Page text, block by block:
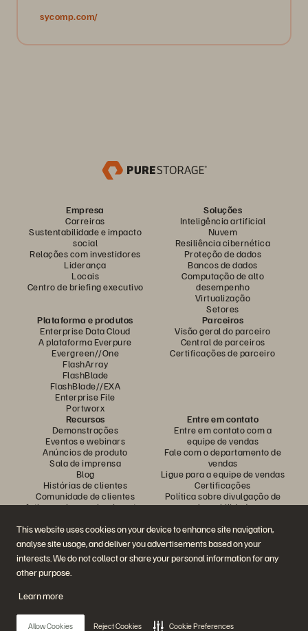
This website uses cookies on your device to enhance site navigation,
analyse site usage, and deliver you advertisements based on your
interests. We do not collect or share your personal information for any
other purpose.
Learn more
Allow Cookies Reject Cookies Cookie Preferences
sycomp.com/
Empresa
Carreiras
Sustentabilidade e impacto
social
Relações com investidores
Liderança
Locais
Centro de briefing executivo
Soluções
Inteligência artificial
Nuvem
Resiliência cibernética
Proteção de dados
Bancos de dados
Computação de alto
desempenho
Virtualização
Setores
Plataforma e produtos
Enterprise Data Cloud
A plataforma Everpure
Evergreen//One
FlashArray
FlashBlade
FlashBlade//EXA
Enterprise File
Portworx
Parceiros
Visão geral do parceiro
Central de parceiros
Certificações de parceiro
Recursos
Demonstrações
Eventos e webinars
Anúncios de produto
Sala de imprensa
Blog
Histórias de clientes
Comunidade de clientes
Artigos sobre conhecimentos
Entre em contato
Entre em contato com a
equipe de vendas
Fale com o departamento de
vendas
Ligue para a equipe de vendas
Certificações
Política sobre divulgação de
vulnerabilidades
Participe da conversa
Siga todas as redes sociais da Everpure
© 2026 Everpure, Inc. Todos os direitos reservados.